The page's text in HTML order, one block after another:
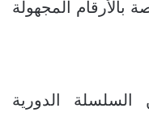
بالأرقام المجهولة
الدورية